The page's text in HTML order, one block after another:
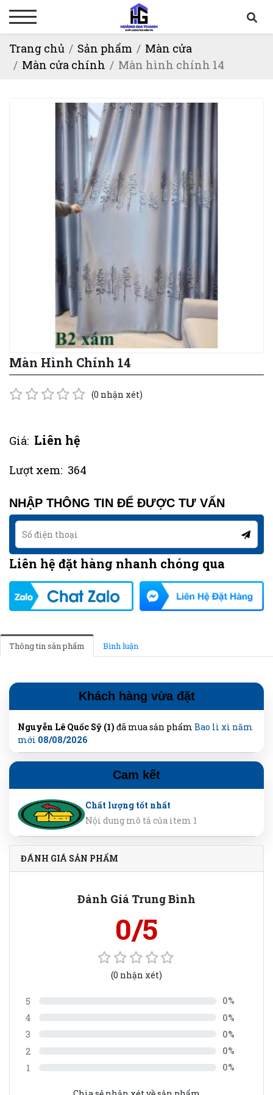
Trang chủ Sản phẩm
Màn cửa
Màn cửa chính
Màn hình chính 14
Màn Hình Chính 14
(0 nhận xét)
Giá: Liên hệ
Lượt xem: 364
NHẬP THÔNG TIN ĐỂ ĐƯỢC TƯ VẤN
Liên hệ đặt hàng nhanh chóng qua
Thông tin sản phẩm Bình luận
Khách hàng vừa đặt
Nguyễn Lê Quốc Sỹ (1) đã mua sản phẩm Bao lì xì năm
mới 08/08/2026
Cam kết
Chất lượng tốt nhất
Nội dung mô tả của item 1
ĐÁNH GIÁ SẢN PHẨM
Đánh Giá Trung Bình
0/5
(0 nhận xét)
5 0%
4 0%
3 0%
2 0%
1 0%